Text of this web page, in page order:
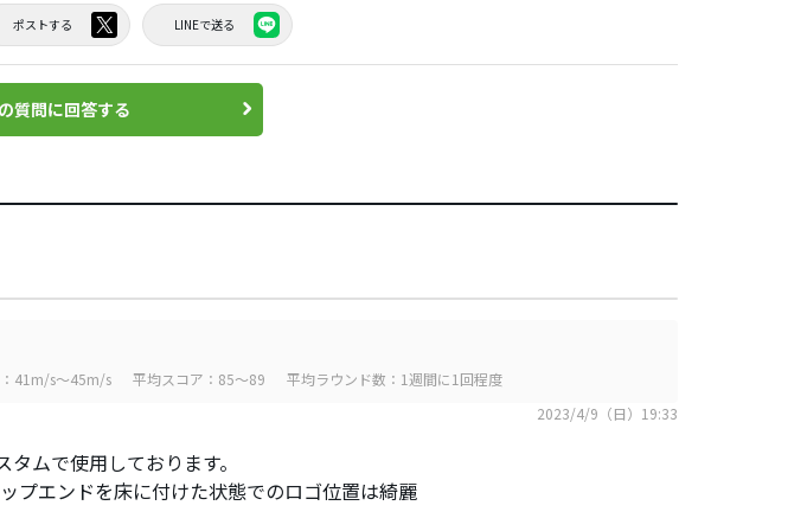
ポストする LINEで送る
質問に回答する
41m/s～45m/s 平均スコア：85～89
平均ラウンド数：1週間に1回程度
2023/4/9（日）19:33
ムで使用しております。
プエンドを床に付けた状態でのロゴ位置は綺麗